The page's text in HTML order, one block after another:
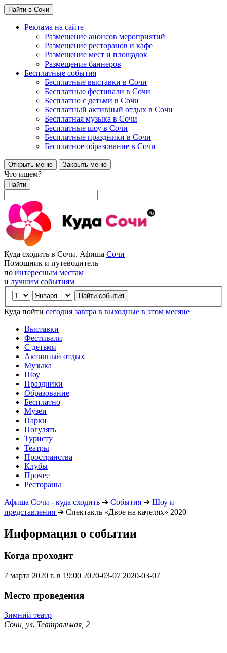
Найти в Сочи
Реклама на сайте
Размещение анонсов мероприятий
Размещение ресторанов и кафе
Размещение мест и площадок
Размещение баннеров
Бесплатные события
Бесплатные выставки в Сочи
Бесплатные фестивали в Сочи
Бесплатно с детьми в Сочи
Бесплатный активный отдых в Сочи
Бесплатная музыка в Сочи
Бесплатные шоу в Сочи
Бесплатные праздники в Сочи
Бесплатное образование в Сочи
Открыть меню Закрыть меню
Что ищем?
Найти
Куда сходить в Сочи. Афиша Сочи
Помощник и путеводитель
по интересным местам
и лучшим событиям
Куда пойти сегодня завтра в выходные в этом месяце
Выставки
Фестивали
С детьми
Активный отдых
Музыка
Шоу
Праздники
Образование
Бесплатно
Музеи
Парки
Погулять
Туристу
Театры
Пространства
Клубы
Прочее
Рестораны
Афиша Сочи - куда сходить ➔ События ➔ Шоу и
представления ➔ Спектакль «Двое на качелях» 2020
Информация о событии
Когда проходит
7 марта 2020 г. в 19:00 2020-03-07 2020-03-07
Место проведения
Зимний театр
Сочи, ул. Театральная, 2